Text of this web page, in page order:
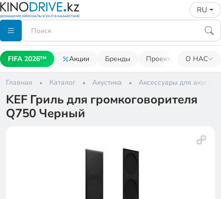
RU
FIFA 2026™ Акции Бренды Проекторы О НАС
Главная Каталог Акустика Аксессуары для
KEF Гриль для громкоговорителя
Q750 Черный